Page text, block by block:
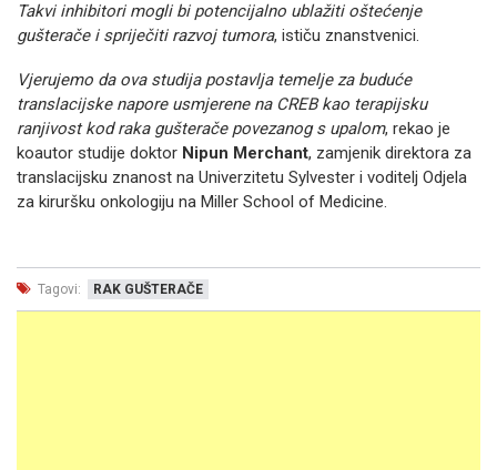
Takvi inhibitori mogli bi potencijalno ublažiti oštećenje
gušterače i spriječiti razvoj tumora, ističu znanstvenici.
Vjerujemo da ova studija postavlja temelje za buduće
translacijske napore usmjerene na CREB kao terapijsku
ranjivost kod raka gušterače povezanog s upalom, rekao je
koautor studije doktor Nipun Merchant, zamjenik direktora za
translacijsku znanost na Univerzitetu Sylvester i voditelj Odjela
za kiruršku onkologiju na Miller School of Medicine.
Tagovi: RAK GUŠTERAČE